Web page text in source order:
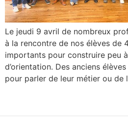
Le jeudi 9 avril de nombreux
à la rencontre de nos élèves de
importants pour construire peu
d’orientation. Des anciens
pour parler de leur métier ou de